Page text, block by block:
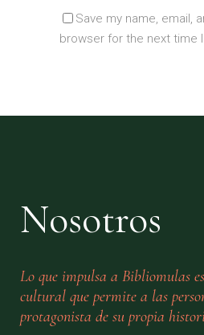
Save my name, email,
browser for the next time
Nosotros
Lo que impulsa a Bibliomulas
cultural que permite a las
protagonista de su propia